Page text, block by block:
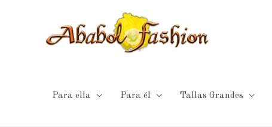
Para ella Para él Tallas Grandes